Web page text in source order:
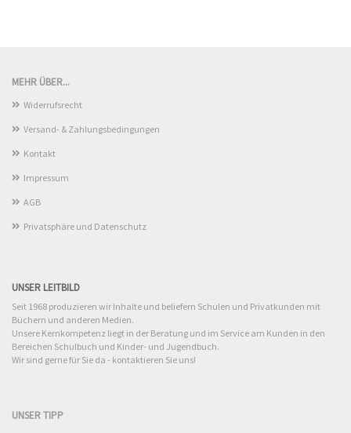
MEHR ÜBER...
Widerrufsrecht
Versand- & Zahlungsbedingungen
Kontakt
Impressum
AGB
Privatsphäre und Datenschutz
UNSER LEITBILD
Seit 1968 produzieren wir Inhalte und beliefern Schulen und Privatkunden mit
Büchern und anderen Medien.
Unsere Kernkompetenz liegt in der Beratung und im Service am Kunden in den
Bereichen Schulbuch und Kinder- und Jugendbuch.
Wir sind gerne für Sie da - kontaktieren Sie uns!
UNSER TIPP